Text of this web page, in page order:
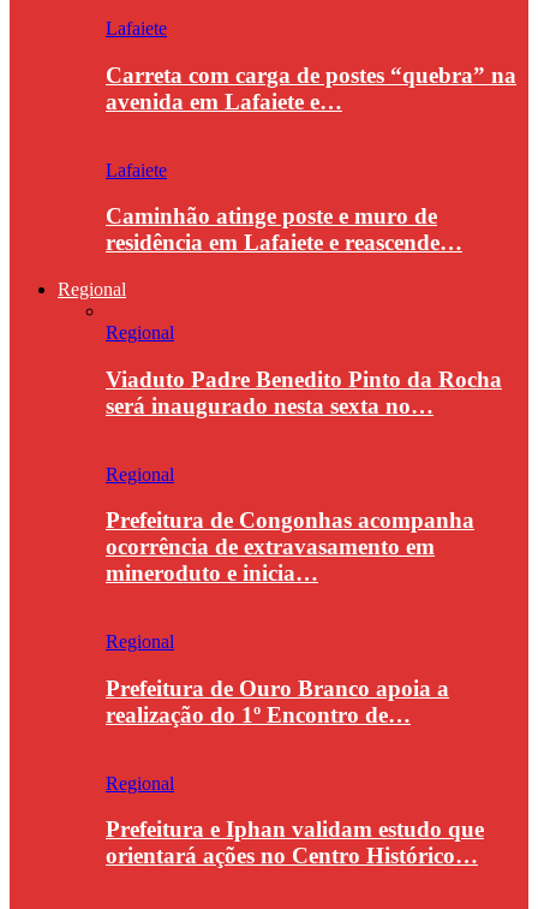
Lafaiete
Carreta com carga de postes “quebra” na
avenida em Lafaiete e…
Lafaiete
Caminhão atinge poste e muro de
residência em Lafaiete e reascende…
Regional
Regional
Viaduto Padre Benedito Pinto da Rocha
será inaugurado nesta sexta no…
Regional
Prefeitura de Congonhas acompanha
ocorrência de extravasamento em
mineroduto e inicia…
Regional
Prefeitura de Ouro Branco apoia a
realização do 1º Encontro de…
Regional
Prefeitura e Iphan validam estudo que
orientará ações no Centro Histórico…